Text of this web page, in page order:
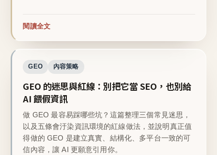
閱讀全文
GEO 內容策略
GEO 的迷思與紅線：別把它當 SEO，也別給
AI 餵假資訊
做 GEO 最容易踩哪些坑？這篇整理三個常見迷思，
以及五條會汙染資訊環境的紅線做法，並說明真正值
得做的 GEO 是建立真實、結構化、多平台一致的可
信內容，讓 AI 更願意引用你。